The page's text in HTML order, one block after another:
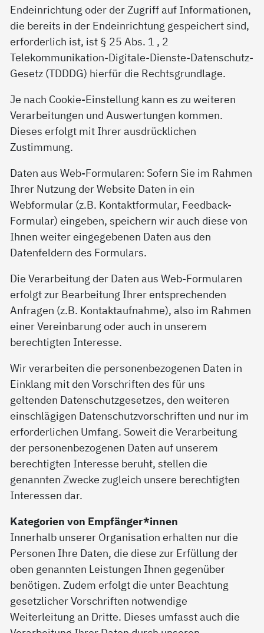
Endeinrichtung oder der Zugriff auf Informationen,
die bereits in der Endeinrichtung gespeichert sind,
erforderlich ist, ist § 25 Abs. 1 , 2
Telekommunikation-Digitale-Dienste-Datenschutz-
Gesetz (TDDDG) hierfür die Rechtsgrundlage.
Je nach Cookie-Einstellung kann es zu weiteren
Verarbeitungen und Auswertungen kommen.
Dieses erfolgt mit Ihrer ausdrücklichen
Zustimmung.
Daten aus Web-Formularen: Sofern Sie im Rahmen
Ihrer Nutzung der Website Daten in ein
Webformular (z.B. Kontaktformular, Feedback-
Formular) eingeben, speichern wir auch diese von
Ihnen weiter eingegebenen Daten aus den
Datenfeldern des Formulars.
Die Verarbeitung der Daten aus Web-Formularen
erfolgt zur Bearbeitung Ihrer entsprechenden
Anfragen (z.B. Kontaktaufnahme), also im Rahmen
einer Vereinbarung oder auch in unserem
berechtigten Interesse.
Wir verarbeiten die personenbezogenen Daten in
Einklang mit den Vorschriften des für uns
geltenden Datenschutzgesetzes, den weiteren
einschlägigen Datenschutzvorschriften und nur im
erforderlichen Umfang. Soweit die Verarbeitung
der personenbezogenen Daten auf unserem
berechtigten Interesse beruht, stellen die
genannten Zwecke zugleich unsere berechtigten
Interessen dar.
Kategorien von Empfänger*innen
Innerhalb unserer Organisation erhalten nur die
Personen Ihre Daten, die diese zur Erfüllung der
oben genannten Leistungen Ihnen gegenüber
benötigen. Zudem erfolgt die unter Beachtung
gesetzlicher Vorschriften notwendige
Weiterleitung an Dritte. Dieses umfasst auch die